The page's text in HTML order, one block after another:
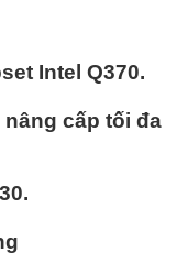
Intel Q370.
nâng cấp tối đa